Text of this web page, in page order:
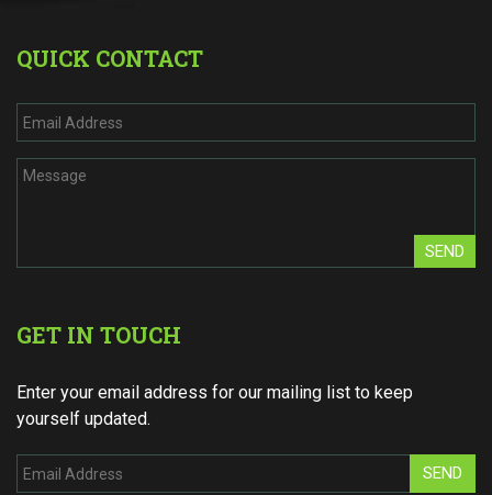
QUICK CONTACT
SEND
GET IN TOUCH
Enter your email address for our mailing list to keep
yourself updated.
SEND